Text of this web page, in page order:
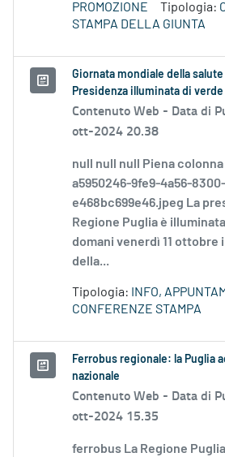
PROMOZIONE
Tipologia:
STAMPA DELLA GIUNTA
Giornata mondiale della
Presidenza illuminata di verde
Contenuto Web - Data di
ott-2024 20.38
null null null Piena colonna
a5950246-9fe9-4a56-8300-
e468bc699e46.jpeg La
Regione Puglia è
domani venerdì 11 ottobre
della...
Tipologia:
INFO,
CONFERENZE STAMPA
Ferrobus regionale: la Puglia
nazionale
Contenuto Web - Data di
ott-2024 15.35
ferrobus La Regione